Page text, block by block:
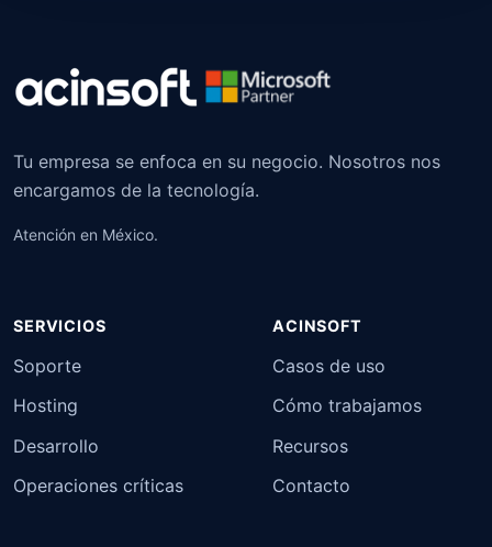
Tu empresa se enfoca en su negocio. Nosotros nos
encargamos de la tecnología.
Atención en México.
SERVICIOS
Soporte
Hosting
Desarrollo
Operaciones críticas
ACINSOFT
Casos de uso
Cómo trabajamos
Recursos
Contacto